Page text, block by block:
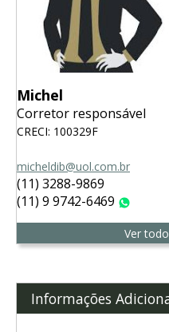
Michel
Corretor responsável
CRECI: 100329F
micheldib@uol.com.br
(11) 3288-9869
(11) 9 9742-6469
Ver
Informações